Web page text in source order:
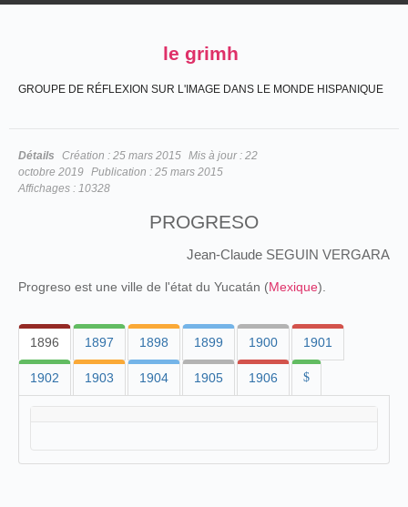
le grimh
GROUPE DE RÉFLEXION SUR L'IMAGE DANS LE MONDE HISPANIQUE
Détails Création : 25 mars 2015 Mis à jour : 22
octobre 2019 Publication : 25 mars 2015
Affichages : 10328
PROGRESO
Jean-Claude SEGUIN VERGARA
Progreso est une ville de l'état du Yucatán (Mexique).
1896 1897 1898 1899 1900 1901
1902 1903 1904 1905 1906 $